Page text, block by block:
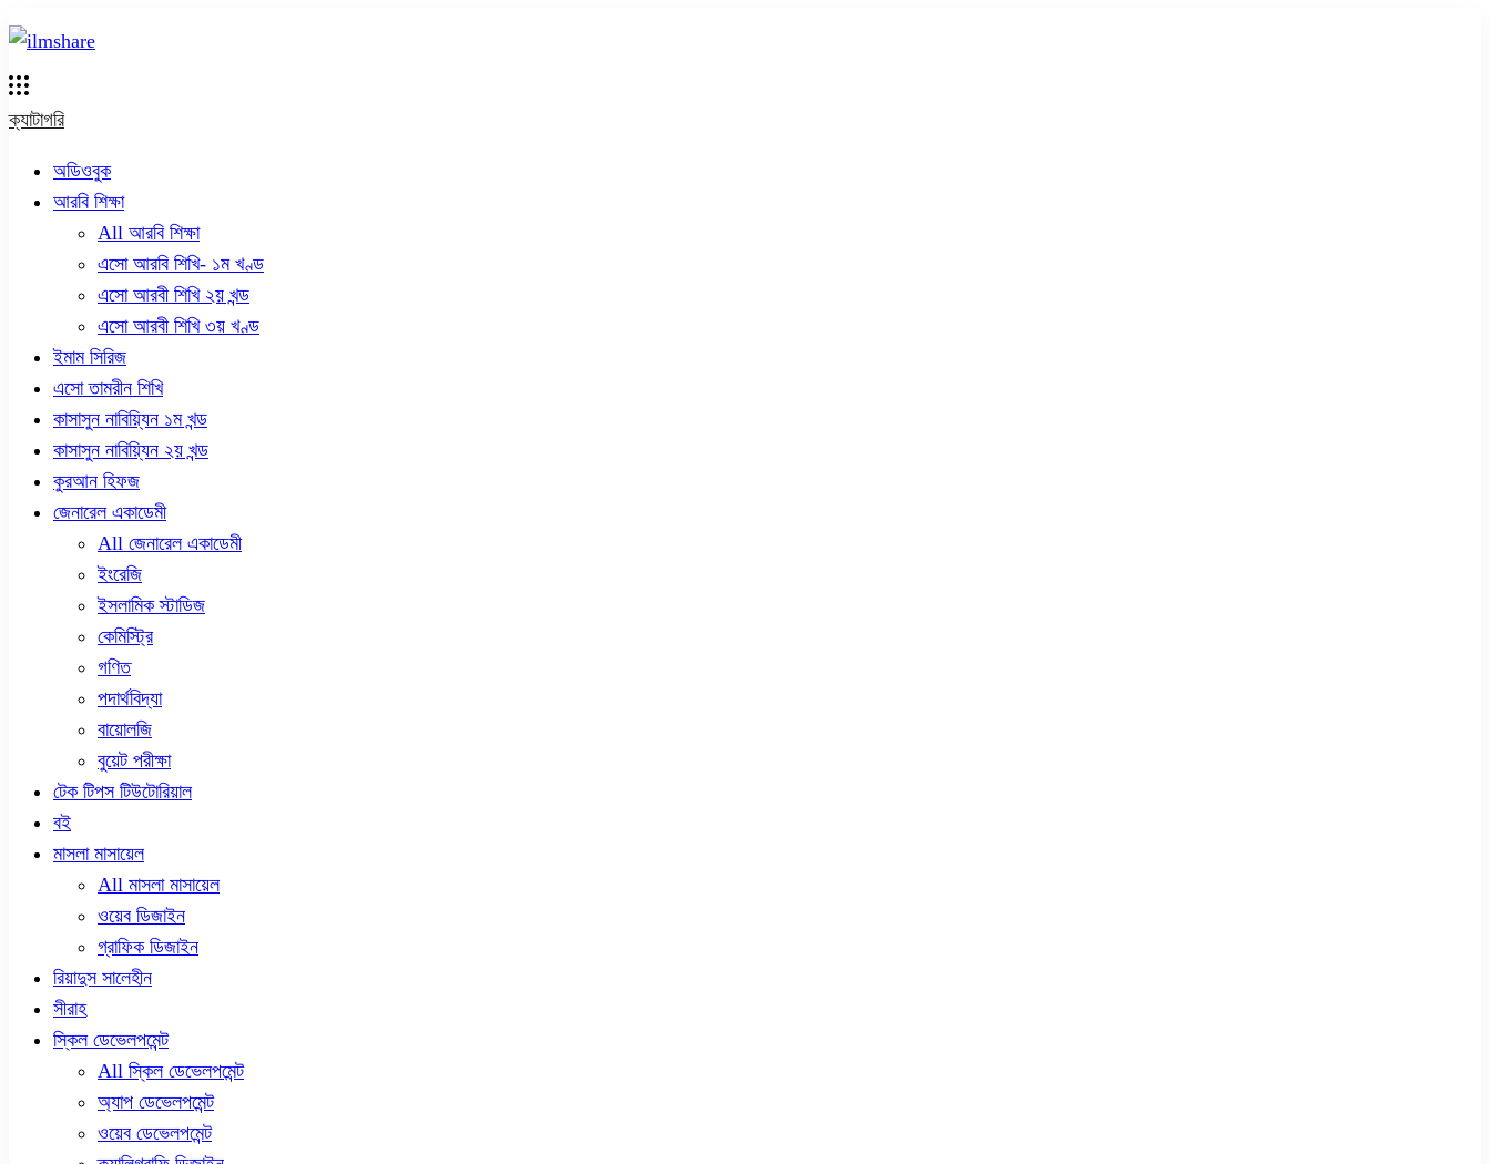
ক্যাটাগরি
অডিওবুক
আরবি শিক্ষা
All আরবি শিক্ষা
এসো আরবি শিখি- ১ম খণ্ড
এসো আরবী শিখি ২য় খন্ড
এসো আরবী শিখি ৩য় খণ্ড
ইমাম সিরিজ
এসো তামরীন শিখি
কাসাসুন নাবিয়্যিন ১ম খন্ড
কাসাসুন নাবিয়্যিন ২য় খন্ড
কুরআন হিফজ
জেনারেল একাডেমী
All জেনারেল একাডেমী
ইংরেজি
ইসলামিক স্টাডিজ
কেমিস্ট্রি
গণিত
পদার্থবিদ্যা
বায়োলজি
বুয়েট পরীক্ষা
টেক টিপস টিউটোরিয়াল
বই
মাসলা মাসায়েল
All মাসলা মাসায়েল
ওয়েব ডিজাইন
গ্রাফিক ডিজাইন
রিয়াদুস সালেহীন
সীরাহ
স্কিল ডেভেলপমেন্ট
All স্কিল ডেভেলপমেন্ট
অ্যাপ ডেভেলপমেন্ট
ওয়েব ডেভেলপমেন্ট